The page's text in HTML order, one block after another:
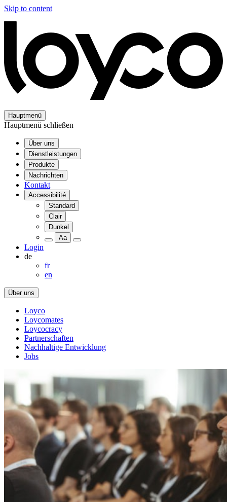
Skip to content
Hauptmenü
Hauptmenü schließen
Über uns
Dienstleistungen
Produkte
Nachrichten
Kontakt
Accessibilité
Standard
Clair
Dunkel
Aa
Login
de
fr
en
Über uns
Loyco
Loycomates
Loycocracy
Partnerschaften
Nachhaltige Entwicklung
Jobs